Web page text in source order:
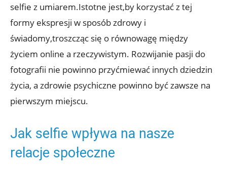
selfie ⁤z umiarem.Istotne ‌jest,by korzystać z tej
formy ekspresji w sposób zdrowy i
świadomy,troszcząc się o równowagę między
życiem online a rzeczywistym. Rozwijanie pasji do
fotografii nie powinno przyćmiewać innych dziedzin
życia, a zdrowie psychiczne powinno być zawsze na
‌pierwszym miejscu.
Jak selfie wpływa na nasze
relacje społeczne